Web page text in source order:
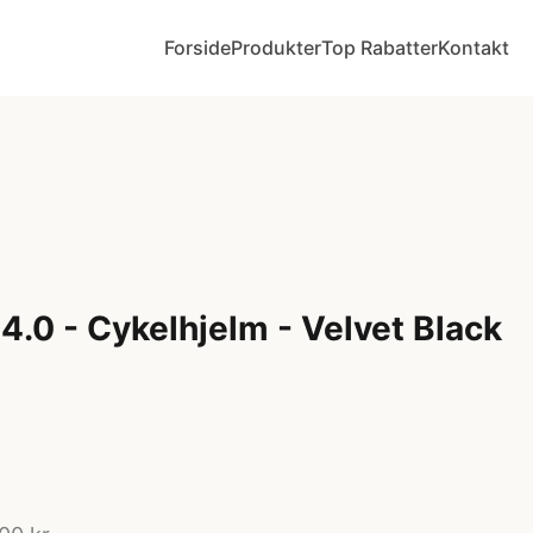
ForsideProdukterTop RabatterKontakt
- Cykelhjelm - Velvet Black